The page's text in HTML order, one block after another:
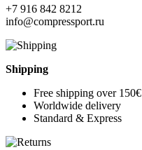
+7 916 842 8212
info@compressport.ru
Shipping
Free shipping over 150€
Worldwide delivery
Standard & Express